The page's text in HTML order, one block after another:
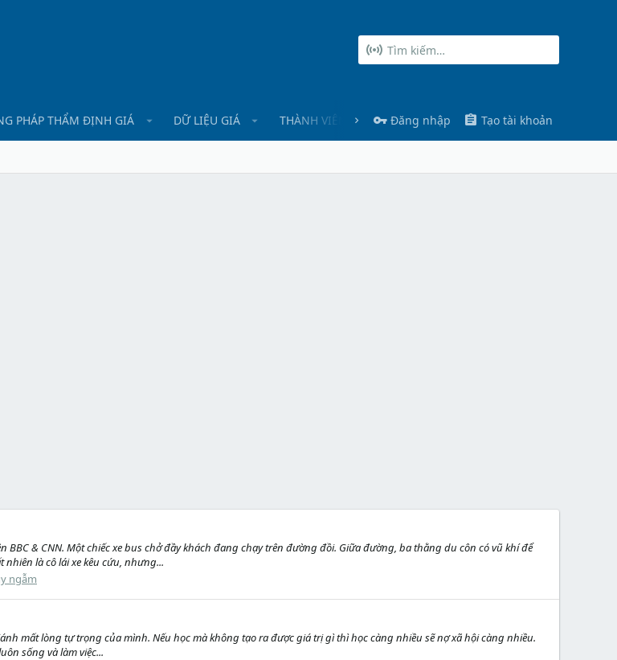
PHÁP THẨM ĐỊNH GIÁ DỮ LIỆU GIÁ THÀNH VIÊN Đăng nhập Tạo tài khoản
BBC & CNN. Một chiếc xe bus chở đầy khách đang chạy trên đường đồi. Giữa đường, ba thằng du côn có vũ khí để
nhiên là cô lái xe kêu cứu, nhưng...
ngẫm
mất lòng tự trọng của mình. Nếu học mà không tạo ra được giá trị gì thì học càng nhiều sẽ nợ xã hội càng nhiều.
sống và làm việc...